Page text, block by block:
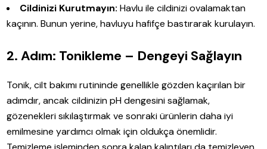
Cildinizi Kurutmayın: Havlu ile cildinizi ovalamaktan
kaçının. Bunun yerine, havluyu hafifçe bastırarak kurulayın.
2. Adım: Tonikleme – Dengeyi Sağlayın
Tonik, cilt bakımı rutininde genellikle gözden kaçırılan bir
adımdır, ancak cildinizin pH dengesini sağlamak,
gözenekleri sıkılaştırmak ve sonraki ürünlerin daha iyi
emilmesine yardımcı olmak için oldukça önemlidir.